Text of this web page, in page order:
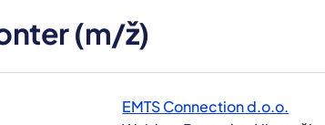
(m/ž)
EMTS Connection d.o.o.